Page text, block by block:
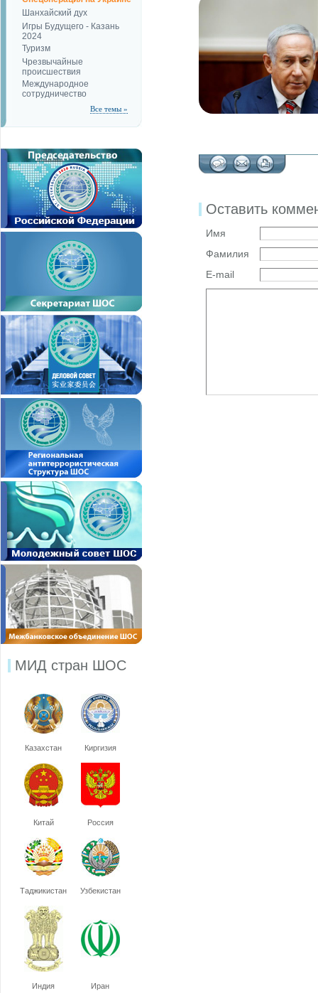
Шанхайский дух
Игры Будущего - Казань
2024
Туризм
Чрезвычайные
происшествия
Международное
сотрудничество
Все темы »
МИД стран ШОС
Казахстан Киргизия
Китай Россия
Таджикистан Узбекистан
Индия Иран
Оставить
Имя
Фамилия
E-mail